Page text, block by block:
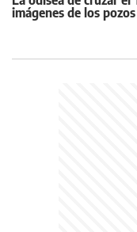
imágenes de los